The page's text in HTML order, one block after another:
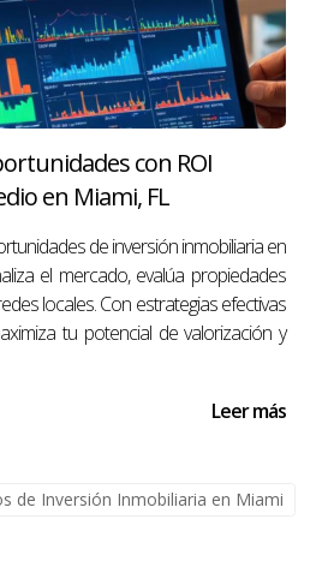
inversiones. Recuerda siempre
antes de adquirir cualquier
consultar con profesionales del
Antonio Aguirre para obtener
Si estás listo para dar el
inversión exitosa o necesitas
en contactarme! Estoy aquí para
metas financieras.
con ROI
en Miami, FL
de inversión inmobiliaria en
el mercado, evalúa propiedades
locales. Con estrategias efectivas
tu potencial de valorización y
Leer más
de Inversión Inmobiliaria en Miami